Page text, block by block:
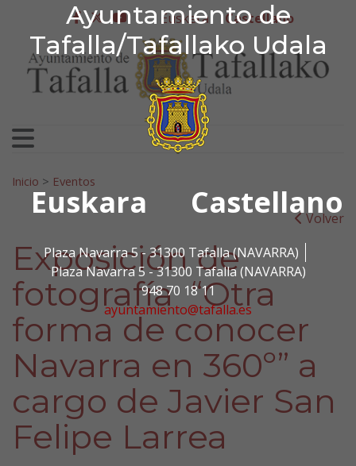
Ayuntamiento de
Tafalla/Tafallako Udala
Euskara Castellano
Plaza Navarra 5 - 31300 Tafalla (NAVARRA)
Plaza Navarra 5 - 31300 Tafalla (NAVARRA)
948 70 18 11
ayuntamiento@tafalla.es
Ir al contenido
Ayuntamiento de
facebook
twitter
youtube
Euskera Castellano
Search for:
Inicio > Eventos
Volver
Exposición de
fotografía “Otra
forma de conocer
Navarra en 360º” a
cargo de Javier San
Felipe Larrea